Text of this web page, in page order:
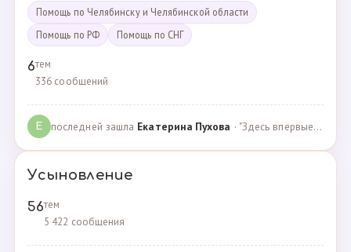
Помощь по Челябинску и Челябинской области
Помощь по РФ
Помощь по СНГ
6тем
336 сообщений
Е последней зашла Екатерина Пухова · "Здесь впервые поверили в моего сына и подарили над… · 09.09.2019
Усыновление
56тем
5 422 сообщения